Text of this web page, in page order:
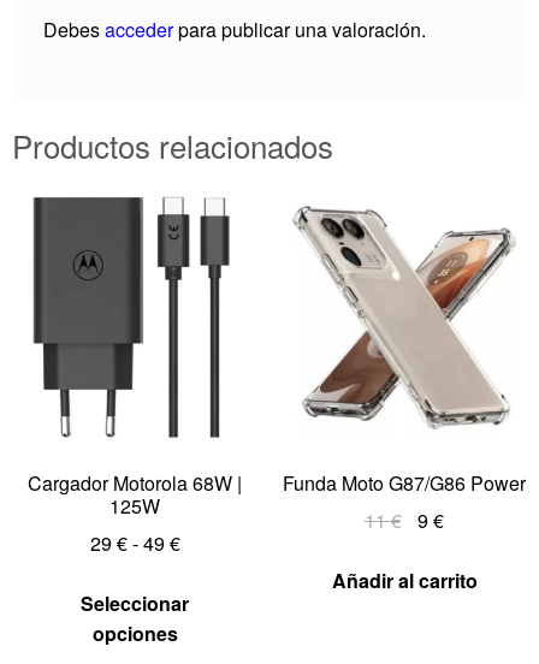
Debesaccederpara publicar una valoración.
Productos relacionados
Cargador Motorola 68W |
125W
29€-49€
Seleccionar
opciones
Funda Moto G87/G86 Power
11€ 9€
Añadir al carrito